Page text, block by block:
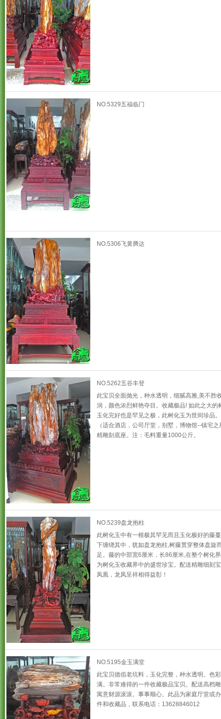
NO.5329五福临门
NO.5306飞黄腾达
NO.5262五谷丰登
此宝贝全面抛光，种水透明，细腻高雅,美不胜
润，颜色浓烈鲜艳夺目。收藏极品! 如此之大的
玉化完好也是罕见之极，此树化玉为世间珍品
（适合酒店，公司厅堂，别墅，博物馆--镇宅
精雕刻底座。注：毛料重量1000公斤。
NO.5239盘龙抱柱
此树化玉中有一根极其罕见而且玉化极好的藤
下缠绕其中，犹如盘龙抱柱,树藤贯穿整体盘旋
足。藤的中部宽6厘米，长86厘米,在整个树化
为树化玉收藏界中的盛世珍宝。配送精雕细刻
凤凰，龙凤呈祥相得益彰！
NO.5195金玉满堂
此宝贝德佰老坑料，玉化完整，种水透明。色
满。非常难得的一件收藏极品宝贝。配送高档
寓意财源滚滚。事事顺心。此品为家庭厅堂或
件和收藏品，联系电话：13628846012